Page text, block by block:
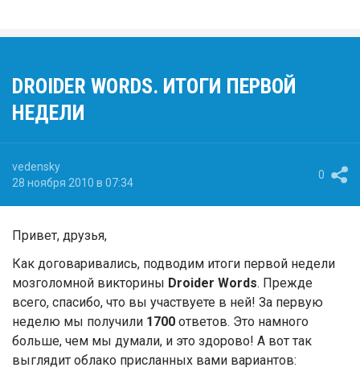
DROIDER WORDS. ИТОГИ ПЕРВОЙ
НЕДЕЛИ
vedensky
28 ноября 2010 в 07:34
0
Привет, друзья,
Как договаривались, подводим итоги первой недели
мозголомной викторины Droider Words. Прежде
всего, спасибо, что вы участвуете в ней! За первую
неделю мы получили 1700 ответов. Это намного
больше, чем мы думали, и это здорово! А вот так
выглядит облако присланных вами вариантов: